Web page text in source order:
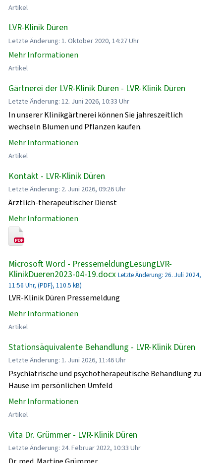
Artikel
LVR-Klinik Düren
Letzte Änderung: 1. Oktober 2020, 14:27 Uhr
Mehr Informationen
Artikel
Gärtnerei der LVR-Klinik Düren - LVR-Klinik Düren
Letzte Änderung: 12. Juni 2026, 10:33 Uhr
In unserer Klinikgärtnerei können Sie jahreszeitlich
wechseln Blumen und Pflanzen kaufen.
Mehr Informationen
Artikel
Kontakt - LVR-Klinik Düren
Letzte Änderung: 2. Juni 2026, 09:26 Uhr
Ärztlich-therapeutischer Dienst
Mehr Informationen
Microsoft Word - PressemeldungLesungLVR-
KlinikDueren2023-04-19.docx Letzte Änderung: 26. Juli 2024,
11:56 Uhr, (PDF}, 110.5 kB)
LVR-Klinik Düren Pressemeldung
Mehr Informationen
Artikel
Stationsäquivalente Behandlung - LVR-Klinik Düren
Letzte Änderung: 1. Juni 2026, 11:46 Uhr
Psychiatrische und psychotherapeutische Behandlung zu
Hause im persönlichen Umfeld
Mehr Informationen
Artikel
Vita Dr. Grümmer - LVR-Klinik Düren
Letzte Änderung: 24. Februar 2022, 10:33 Uhr